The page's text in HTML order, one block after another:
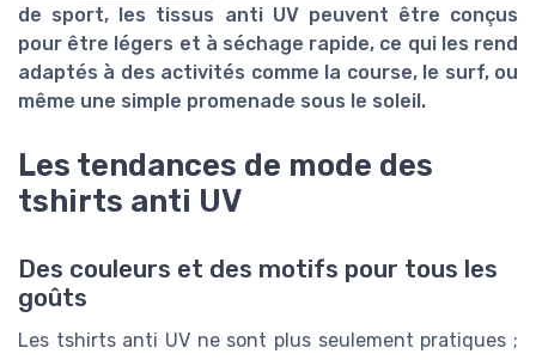
de sport, les tissus anti UV peuvent être conçus
pour être légers et à séchage rapide, ce qui les rend
adaptés à des activités comme la course, le surf, ou
même une simple promenade sous le soleil.
Les tendances de mode des
tshirts anti UV
Des couleurs et des motifs pour tous les
goûts
Les tshirts anti UV ne sont plus seulement pratiques ;